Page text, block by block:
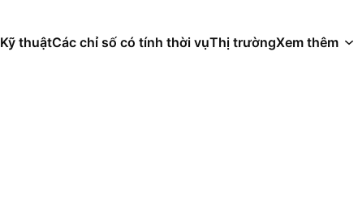
Kỹ thuậtCác chỉ số có tính thời vụThị trườngXem thêm